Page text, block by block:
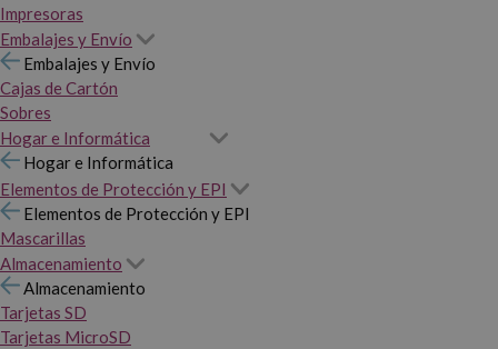
Impresoras
Embalajes y Envío
Embalajes y Envío
Cajas de Cartón
Sobres
Hogar e Informática
Hogar e Informática
Elementos de Protección y EPI
Elementos de Protección y EPI
Mascarillas
Almacenamiento
Almacenamiento
Tarjetas SD
Tarjetas MicroSD